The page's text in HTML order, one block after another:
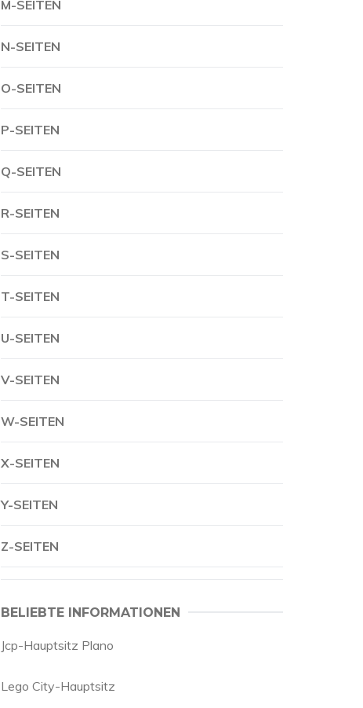
M-SEITEN
N-SEITEN
O-SEITEN
P-SEITEN
Q-SEITEN
R-SEITEN
S-SEITEN
T-SEITEN
U-SEITEN
V-SEITEN
W-SEITEN
X-SEITEN
Y-SEITEN
Z-SEITEN
BELIEBTE INFORMATIONEN
Jcp-Hauptsitz Plano
Lego City-Hauptsitz